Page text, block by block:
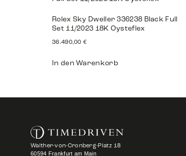
Rolex Sky Dweller 336238 Black Full
Set 11/2023 18K Oysteflex
36.490,00 €
In den Warenkorb
Walther-von-Cronberg-Platz 18
60594 Frankfurt am Main